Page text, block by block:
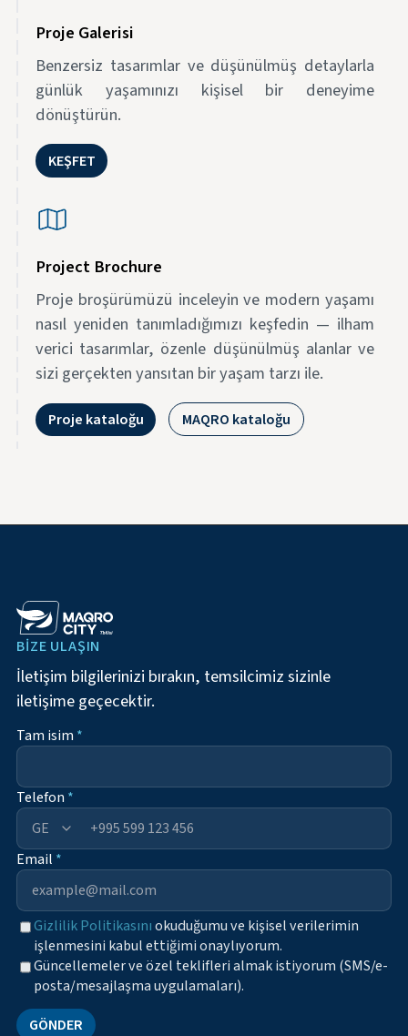
Proje Galerisi
Benzersiz tasarımlar ve düşünülmüş detaylarla
günlük yaşamınızı kişisel bir deneyime
dönüştürün.
KEŞFET
Project Brochure
Proje broşürümüzü inceleyin ve modern yaşamı
nasıl yeniden tanımladığımızı keşfedin — ilham
verici tasarımlar, özenle düşünülmüş alanlar ve
sizi gerçekten yansıtan bir yaşam tarzı ile.
Proje kataloğu MAQRO kataloğu
BIZE ULAŞIN
İletişim bilgilerinizi bırakın, temsilcimiz sizinle
iletişime geçecektir.
Tam isim *
Telefon *
+995
Email *
Gizlilik Politikasınıokuduğumu ve kişisel verilerimin
işlenmesini kabul ettiğimi onaylıyorum.
Güncellemeler ve özel teklifleri almak istiyorum (SMS/e-
posta/mesajlaşma uygulamaları).
GÖNDER